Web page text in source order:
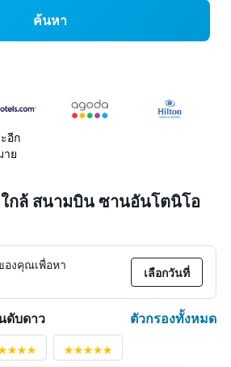
ค้นหา
อีก
าย
กล้ สนามบิน ซานอันโตนิโอ
องคุณเพื่อหา
เลือกวันที่
ดับดาว ตัวกรองทั้งหมด